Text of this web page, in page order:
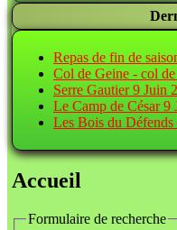
Repas de fin de
Col de Geine - col de
Serre Gautier9 Juin
Le Camp de César9
Les Bois du Défends
Accueil
Formulaire de recherche